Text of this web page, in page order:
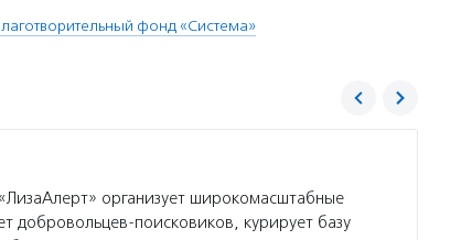
фонд «Система»
организует широкомасштабные
добровольцев-поисковиков, курирует базу